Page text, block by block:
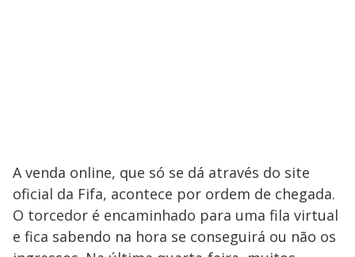
A venda online, que só se dá através do site
oficial da Fifa, acontece por ordem de chegada.
O torcedor é encaminhado para uma fila virtual
e fica sabendo na hora se conseguirá ou não os